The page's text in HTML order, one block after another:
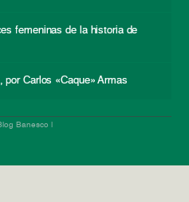
femeninas de la historia de
por Carlos «Caque» Armas
Banesco |